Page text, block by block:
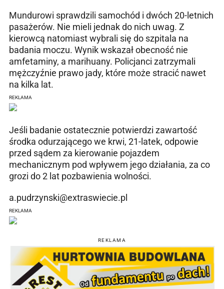
Mundurowi sprawdzili samochód i dwóch 20-letnich
pasażerów. Nie mieli jednak do nich uwag. Z
kierowcą natomiast wybrali się do szpitala na
badania moczu. Wynik wskazał obecność nie
amfetaminy, a marihuany. Policjanci zatrzymali
mężczyźnie prawo jady, które może stracić nawet
na kilka lat.
REKLAMA
Jeśli badanie ostatecznie potwierdzi zawartość
środka odurzającego we krwi, 21-latek, odpowie
przed sądem za kierowanie pojazdem
mechanicznym pod wpływem jego działania, za co
grozi do 2 lat pozbawienia wolności.
a.pudrzynski@extraswiecie.pl
REKLAMA
REKLAMA